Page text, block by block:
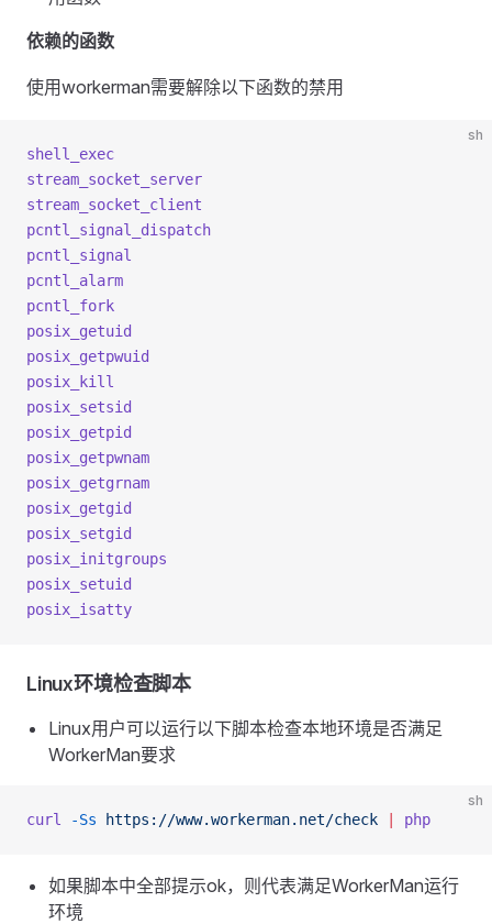
依赖的函数
使用workerman需要解除以下函数的禁用
sh
shell_exec
stream_socket_server
stream_socket_client
pcntl_signal_dispatch
pcntl_signal
pcntl_alarm
pcntl_fork
posix_getuid
posix_getpwuid
posix_kill
posix_setsid
posix_getpid
posix_getpwnam
posix_getgrnam
posix_getgid
posix_setgid
posix_initgroups
posix_setuid
posix_isatty
Linux环境检查脚本
Linux用户可以运行以下脚本检查本地环境是否满足
WorkerMan要求
sh
curl -Ss https://www.workerman.net/check php
如果脚本中全部提示ok，则代表满足WorkerMan运行
环境